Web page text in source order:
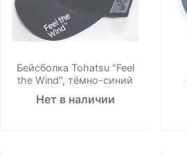
Бейсболка Tohatsu "Feel
the Wind", тёмно-синий
Нет в наличии